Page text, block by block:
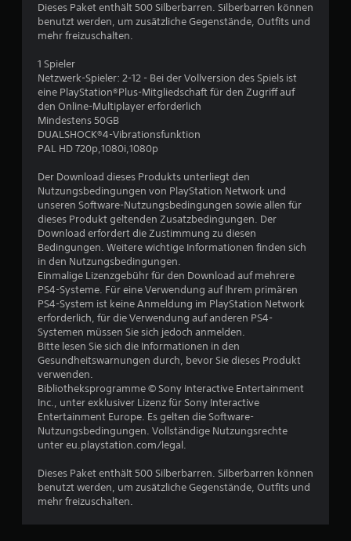
Dieses Paket enthält 500 Silberbarren. Silberbarren können
benutzt werden, um zusätzliche Gegenstände, Outfits und
mehr freizuschalten.
1 Spieler
Netzwerk-Spieler: 2-12 - Bei der Vollversion des Spiels ist
eine PlayStation®Plus-Mitgliedschaft für den Zugriff auf
den Online-Multiplayer erforderlich
Mindestens 50GB
DUALSHOCK®4-Vibrationsfunktion
PAL HD 720p,1080i,1080p
Der Download dieses Produkts unterliegt den
Nutzungsbedingungen von PlayStation Network und
unseren Software-Nutzungsbedingungen sowie allen für
dieses Produkt geltenden Zusatzbedingungen. Der
Download erfordert die Zustimmung zu diesen
Bedingungen. Weitere wichtige Informationen finden sich
in den Nutzungsbedingungen.
Einmalige Lizenzgebühr für den Download auf mehrere
PS4-Systeme. Für eine Verwendung auf Ihrem primären
PS4-System ist keine Anmeldung im PlayStation Network
erforderlich, für die Verwendung auf anderen PS4-
Systemen müssen Sie sich jedoch anmelden.
Bitte lesen Sie sich die Informationen in den
Gesundheitswarnungen durch, bevor Sie dieses Produkt
verwenden.
Bibliotheksprogramme © Sony Interactive Entertainment
Inc., unter exklusiver Lizenz für Sony Interactive
Entertainment Europe. Es gelten die Software-
Nutzungsbedingungen. Vollständige Nutzungsrechte
unter eu.playstation.com/legal.
Dieses Paket enthält 500 Silberbarren. Silberbarren können
benutzt werden, um zusätzliche Gegenstände, Outfits und
mehr freizuschalten.